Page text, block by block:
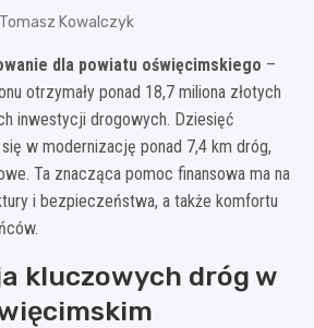
Tomasz Kowalczyk
dla powiatu oświęcimskiego –
otrzymały ponad 18,7 miliona złotych
inwestycji drogowych. Dziesięć
w modernizację ponad 7,4 km dróg,
Ta znacząca pomoc finansowa ma na
i bezpieczeństwa, a także komfortu
kluczowych dróg w